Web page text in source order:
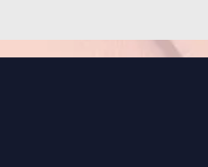
La mise en place des